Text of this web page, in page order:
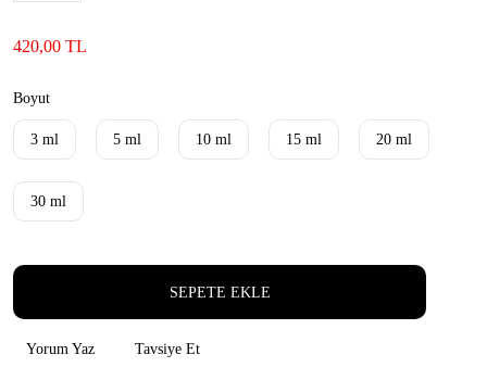
420,00 TL
Boyut
3 ml 5 ml 10 ml 15 ml 20 ml
30 ml
SEPETE EKLE
Yorum Yaz Tavsiye Et